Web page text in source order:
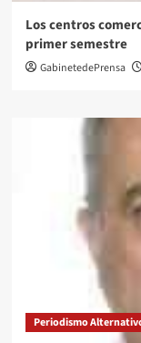
Los centros
primer semestre
GabinetedePrensa
Periodismo